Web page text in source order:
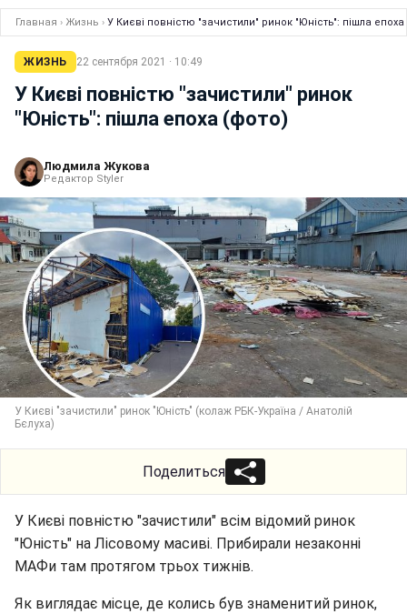
Главная › Жизнь › У Києві повністю "зачистили" ринок "Юність": пішла
ЖИЗНЬ 22 сентября 2021 · 10:49
У Києві повністю "зачистили" ринок
"Юність": пішла епоха (фото)
Людмила Жукова
Редактор Styler
У Києві "зачистили" ринок "Юність" (колаж РБК-Україна / Анатолій
Бєлуха)
Поделиться
У Києві повністю "зачистили" всім відомий ринок
"Юність" на Лісовому масиві. Прибирали незаконні
МАФи там протягом трьох тижнів.
Як виглядає місце, де колись був знаменитий ринок,